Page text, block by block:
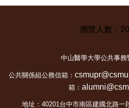
20
中山醫學大學公共事務
公共關係組公務信箱：
箱：
地址：40201台中市南區建國北路一